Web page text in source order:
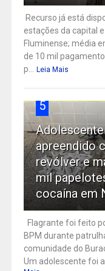
Recurso já está
estações da capital
Fluminense; média
de 10 mil
p...
Leia Mais
5
apreendido
revólver e
mil
cocaína em
Flagrante foi feito
BPM durante
comunidade do
Um adolescente foi